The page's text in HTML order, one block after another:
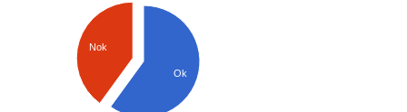
Nok
Ok